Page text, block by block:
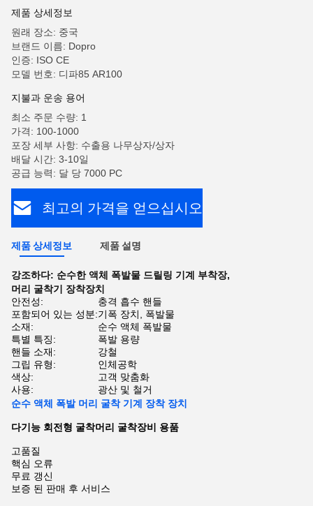
제품 상세정보
원래 장소: 중국
브랜드 이름: Dopro
인증: ISO CE
모델 번호: 디파85 AR100
지불과 운송 용어
최소 주문 수량: 1
가격: 100-1000
포장 세부 사항: 수출용 나무상자/상자
배달 시간: 3-10일
공급 능력: 달 당 7000 PC
최고의 가격을 얻으십시오
제품 상세정보 제품 설명
강조하다: 순수한 액체 폭발물 드릴링 기계 부착장,
머리 굴착기 장착장치
안전성:
충격 흡수 핸들
포함되어 있는 성분:기폭 장치, 폭발물
소재:
순수 액체 폭발물
특별 특징:
폭발 용량
핸들 소재:
강철
그립 유형:
인체공학
색상:
고객 맞춤화
사용:
광산 및 철거
순수 액체 폭발 머리 굴착 기계 장착 장치
다기능 회전형 굴착머리 굴착장비 용품
고품질
핵심 오류
무료 갱신
보증 된 판매 후 서비스